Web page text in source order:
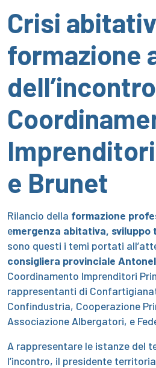
Crisi
formazione
e Brunet
Rilancio della formazione
emergenza abitativa,
sono questi i temi portati
consigliera provinciale
Coordinamento Imprenditori
rappresentanti di
Confindustria, Cooperazione
Associazione Albergatori, e
A rappresentare le istanze del
l’incontro, il presidente